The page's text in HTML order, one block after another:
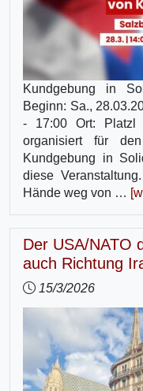
Kundgebung in
Beginn: Sa.,
- 17:00 Ort: Platzl
organisiert für
Kundgebung in
diese
Hände weg von …
Der USA/NATO
auch Richtung
15/3/2026